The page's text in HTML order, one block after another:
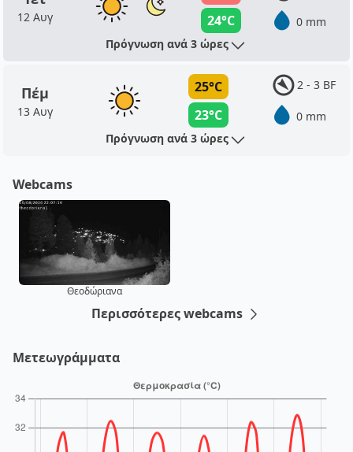
12 Αυγ
24°C
0 mm
Πρόγνωση ανά 3 ώρες
Πέμ
13 Αυγ
25°C
23°C
2 - 3 BF
0 mm
Πρόγνωση ανά 3 ώρες
Webcams
Θεοδώριανα
Περισσότερες webcams
Μετεωγράμματα